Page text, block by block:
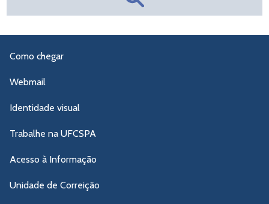
Como chegar
Webmail
Identidade visual
Trabalhe na UFCSPA
Acesso à Informação
Unidade de Correição